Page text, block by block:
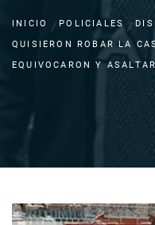
INICIO POLICIALES
QUISIERON ROBAR LA
EQUIVOCARON Y